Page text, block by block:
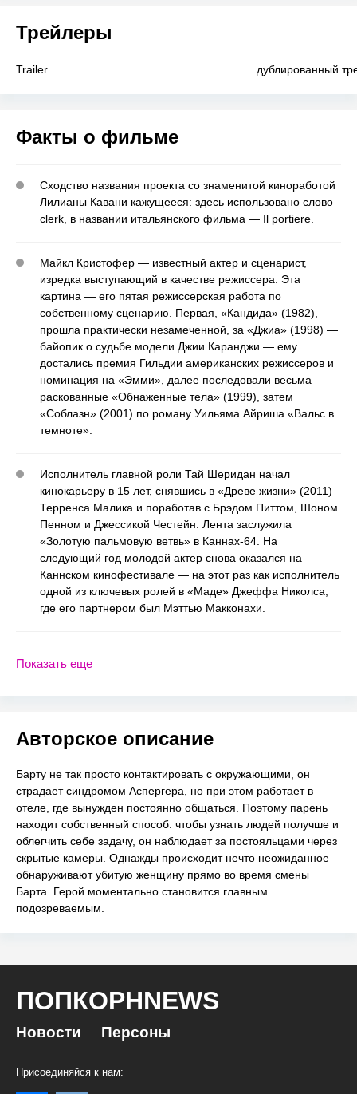
Трейлеры
Trailer дублированный
Факты о фильме
Сходство названия проекта со знаменитой киноработой
Лилианы Кавани кажущееся: здесь использовано слово
clerk, в названии итальянского фильма — Il portiere.
Майкл Кристофер — известный актер и сценарист,
изредка выступающий в качестве режиссера. Эта
картина — его пятая режиссерская работа по
собственному сценарию. Первая, «Кандида» (1982),
прошла практически незамеченной, за «Джиа» (1998) —
байопик о судьбе модели Джии Каранджи — ему
достались премия Гильдии американских режиссеров и
номинация на «Эмми», далее последовали весьма
раскованные «Обнаженные тела» (1999), затем
«Соблазн» (2001) по роману Уильяма Айриша «Вальс в
темноте».
Исполнитель главной роли Тай Шеридан начал
кинокарьеру в 15 лет, снявшись в «Древе жизни» (2011)
Терренса Малика и поработав с Брэдом Питтом, Шоном
Пенном и Джессикой Честейн. Лента заслужила
«Золотую пальмовую ветвь» в Каннах-64. На
следующий год молодой актер снова оказался на
Каннском кинофестивале — на этот раз как исполнитель
одной из ключевых ролей в «Маде» Джеффа Николса,
где его партнером был Мэттью Макконахи.
Показать еще
Авторское описание
Барту не так просто контактировать с окружающими, он
страдает синдромом Аспергера, но при этом работает в
отеле, где вынужден постоянно общаться. Поэтому парень
находит собственный способ: чтобы узнать людей получше и
облегчить себе задачу, он наблюдает за постояльцами через
скрытые камеры. Однажды происходит нечто неожиданное –
обнаруживают убитую женщину прямо во время смены
Барта. Герой моментально становится главным
подозреваемым.
ПОПКОРНNEWS
Новости Персоны
Присоединяйся к нам: